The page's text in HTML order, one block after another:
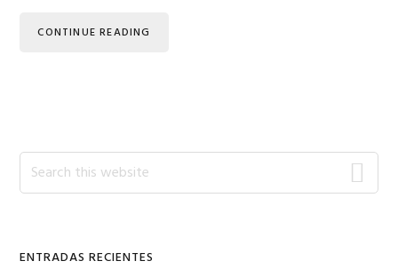
CONTINUE READING
Primary
Sidebar
Search
this
ENTRADAS RECIENTES